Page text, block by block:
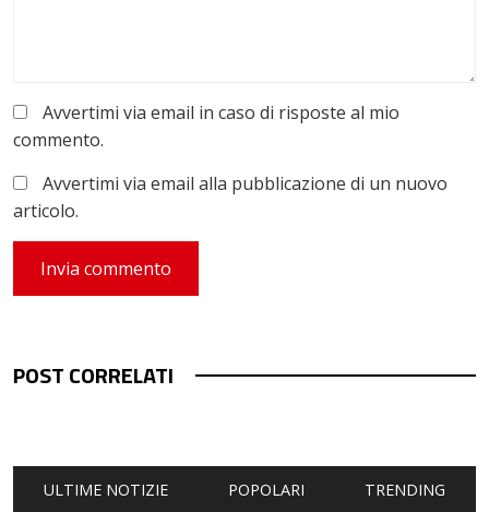
Avvertimi via email in caso di risposte al mio
commento.
Avvertimi via email alla pubblicazione di un nuovo
articolo.
POST CORRELATI
ULTIME NOTIZIE POPOLARI TRENDING